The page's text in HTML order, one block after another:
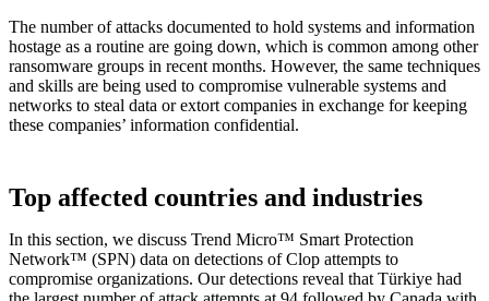
The number of attacks documented to hold systems and information
hostage as a routine are going down, which is common among other
ransomware groups in recent months. However, the same techniques
and skills are being used to compromise vulnerable systems and
networks to steal data or extort companies in exchange for keeping
these companies’ information confidential.
Top affected countries and industries
In this section, we discuss Trend Micro™ Smart Protection
Network™ (SPN) data on detections of Clop attempts to
compromise organizations. Our detections reveal that Türkiye had